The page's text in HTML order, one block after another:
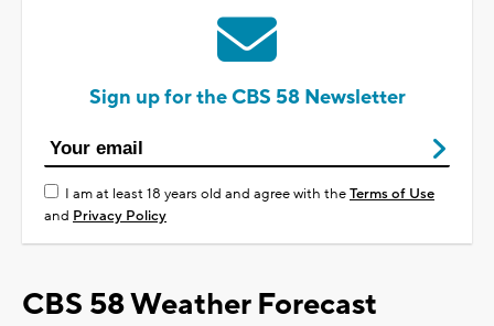
Sign up for the CBS 58 Newsletter
I am at least 18 years old and agree with theTerms of Use
and Privacy Policy
CBS 58 Weather Forecast